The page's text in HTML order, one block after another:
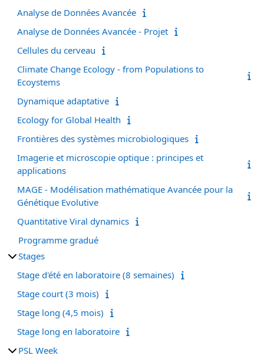
Analyse de Données Avancée
Analyse de Données Avancée - Projet
Cellules du cerveau
Climate Change Ecology - from Populations to
Ecoystems
Dynamique adaptative
Ecology for Global Health
Frontières des systèmes microbiologiques
Imagerie et microscopie optique : principes et
applications
MAGE - Modélisation mathématique Avancée pour la
Génétique Evolutive
Quantitative Viral dynamics
Programme gradué
Stages
Stage d'été en laboratoire (8 semaines)
Stage court (3 mois)
Stage long (4,5 mois)
Stage long en laboratoire
PSL Week